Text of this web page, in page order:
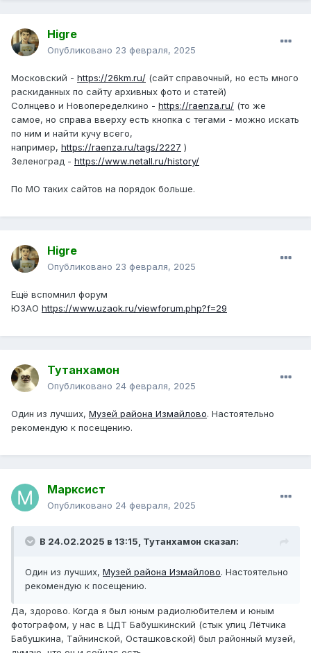
Higre
Опубликовано 23 февраля, 2025
Московский - https://26km.ru/ (сайт справочный, но есть много
раскиданных по сайту архивных фото и статей)
Солнцево и Новопеределкино - https://raenza.ru/ (то же
самое, но справа вверху есть кнопка с тегами - можно искать
по ним и найти кучу всего,
например, https://raenza.ru/tags/2227 )
Зеленоград - https://www.netall.ru/history/
По МО таких сайтов на порядок больше.
Higre
Опубликовано 23 февраля, 2025
Ещё вспомнил форум
ЮЗАО https://www.uzaok.ru/viewforum.php?f=29
Тутанхамон
Опубликовано 24 февраля, 2025
Один из лучших, Музей района Измайлово. Настоятельно
рекомендую к посещению.
Марксист
Опубликовано 24 февраля, 2025
В 24.02.2025 в 13:15, Тутанхамон сказал:
Один из лучших, Музей района Измайлово. Настоятельно
рекомендую к посещению.
Да, здорово. Когда я был юным радиолюбителем и юным
фотографом, у нас в ЦДТ Бабушкинский (стык улиц Лётчика
Бабушкина, Тайнинской, Осташковской) был районный музей,